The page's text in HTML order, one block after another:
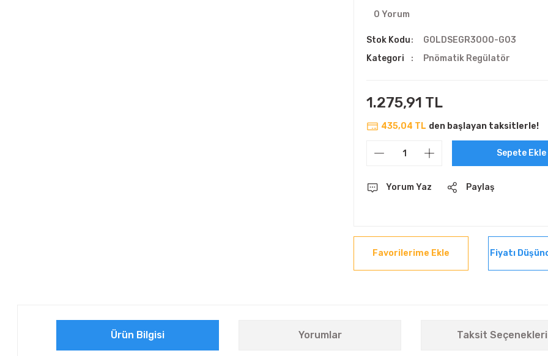
0 Yorum
Stok Kodu
GOLDSEGR3000-G03
Kategori
Pnömatik Regülatör
1.275,91 TL
435,04 TL den başlayan taksitlerle!
Sepete Ekle
Yorum Yaz Paylaş
Fiyatı
Ürün Bilgisi Yorumlar Taksit Seçenekleri